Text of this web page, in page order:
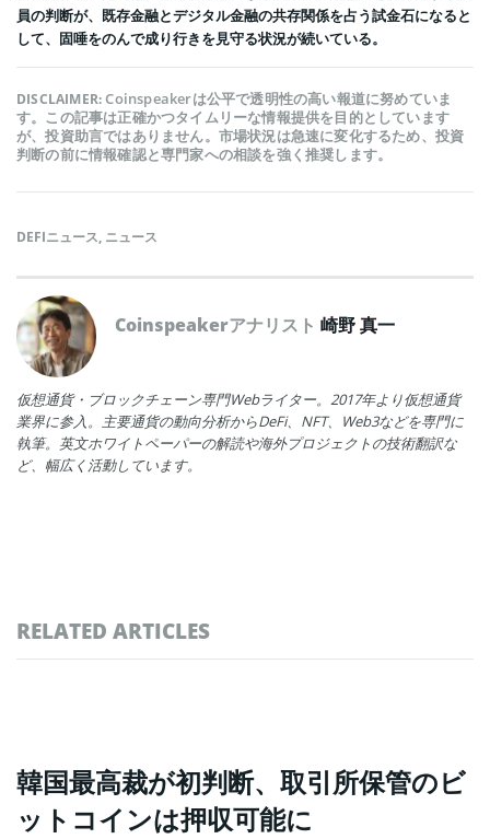
員の判断が、既存金融とデジタル金融の共存関係を占う試金石になると
して、固唾をのんで成り行きを見守る状況が続いている。
DISCLAIMER:Coinspeakerは公平で透明性の高い報道に努めていま
す。この記事は正確かつタイムリーな情報提供を目的としています
が、投資助言ではありません。市場状況は急速に変化するため、投資
判断の前に情報確認と専門家への相談を強く推奨します。
DEFIニュース, ニュース
Coinspeakerアナリスト 崎野 真一
仮想通貨・ブロックチェーン専門Webライター。2017年より仮想通貨
業界に参入。主要通貨の動向分析からDeFi、NFT、Web3などを専門に
執筆。英文ホワイトペーパーの解読や海外プロジェクトの技術翻訳な
ど、幅広く活動しています。
RELATED ARTICLES
韓国最高裁が初判断、取引所保管のビ
ットコインは押収可能に